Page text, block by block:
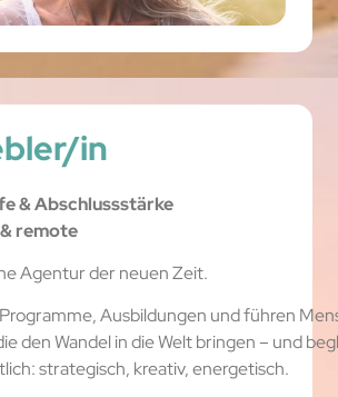
in
& Abschlussstärke
remote
Agentur der neuen Zeit.
Ausbildungen und führen
den Wandel in die Welt bringen – und
strategisch, kreativ, energetisch.